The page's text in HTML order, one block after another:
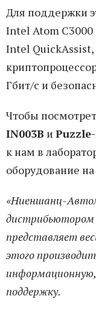
Для поддержки
Intel Atom C3000
Intel
Гбит/с и
Чтобы
IN003B и
к нам в
оборудование на
«Ниеншанц-
дистрибьютором
представляет
этого
поддержку.